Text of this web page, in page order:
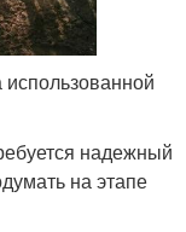
надежный
на этапе